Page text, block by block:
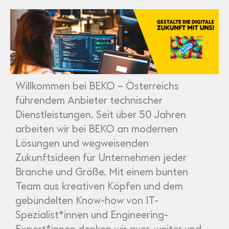
Systemstatus
Jobs
Jobkategorien
Für Unternehmen
Kandidaten finden
Inserat buchen
informatikjobs.at 2026ImpressumAGBDatenschutz
Cookie-Einstellungen